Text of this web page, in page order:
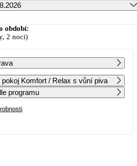
Srpen 2026
ST ČT PÁ SO NE
1 2
5 6 7 8 9
950 12 950 12 950 12 950 12 950
období:
2 noci)
Komfort / Relax s vůní piva
programu